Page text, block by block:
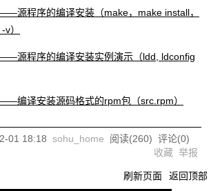
源程序的编译安装（make，make install，
）
源程序的编译安装实例演示（ldd, ldconfig
编译安装源码格式的rpm包（src.rpm）
01 18:18 sohu_home 阅读(260) 评论(0)
收藏 举报
刷新页面 返回顶部